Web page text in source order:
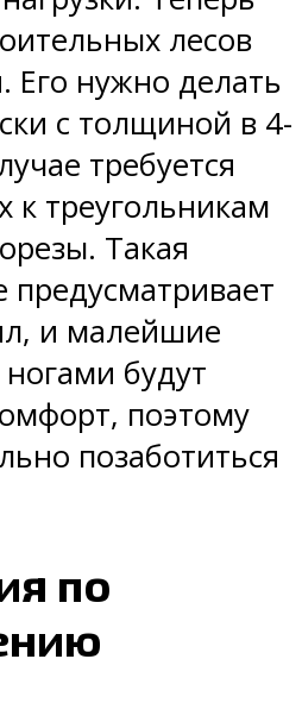
лесов
Его нужно делать
с толщиной в 4-
требуется
к треугольникам
Такая
предусматривает
и малейшие
будут
поэтому
позаботиться
по